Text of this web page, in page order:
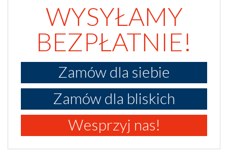
WYSYŁAMY
BEZPŁATNIE!
Zamów dla siebie
Zamów dla bliskich
Wesprzyj nas!